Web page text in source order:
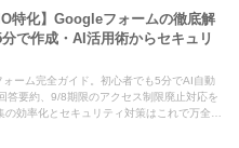
特化】Googleフォームの徹底解
で作成・AI活用術からセキュリ
ーム完全ガイド。初心者でも5分でAI自動
答要約、9/8期限のアクセス制限廃止対応を
効率化とセキュリティ対策はこれで万全で